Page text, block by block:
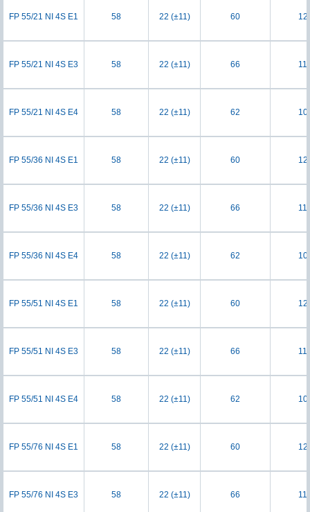
FP 55/21 NI 4S E1 58 22 (±11) 60
FP 55/21 NI 4S E3 58 22 (±11) 66
FP 55/21 NI 4S E4 58 22 (±11) 62
FP 55/36 NI 4S E1 58 22 (±11) 60
FP 55/36 NI 4S E3 58 22 (±11) 66
FP 55/36 NI 4S E4 58 22 (±11) 62
FP 55/51 NI 4S E1 58 22 (±11) 60
FP 55/51 NI 4S E3 58 22 (±11) 66
FP 55/51 NI 4S E4 58 22 (±11) 62
FP 55/76 NI 4S E1 58 22 (±11) 60
FP 55/76 NI 4S E3 58 22 (±11) 66